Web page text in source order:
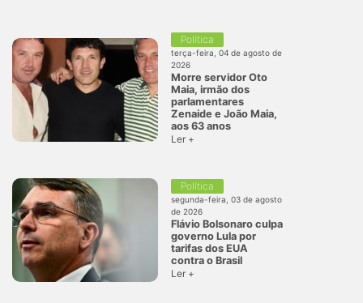
Política
terça-feira, 04 de agosto de
2026
Morre servidor Oto
Maia, irmão dos
parlamentares
Zenaide e João Maia,
aos 63 anos
Ler +
Política
segunda-feira, 03 de agosto
de 2026
Flávio Bolsonaro culpa
governo Lula por
tarifas dos EUA
contra o Brasil
Ler +